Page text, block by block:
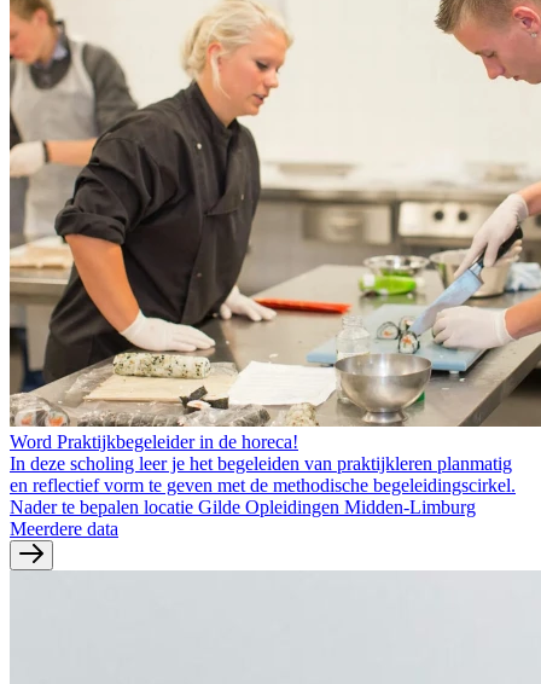
Word Praktijkbegeleider in de horeca!
In deze scholing leer je het begeleiden van praktijkleren planmatig
en reflectief vorm te geven met de methodische begeleidingscirkel.
Nader te bepalen locatie Gilde Opleidingen Midden-Limburg
Meerdere data